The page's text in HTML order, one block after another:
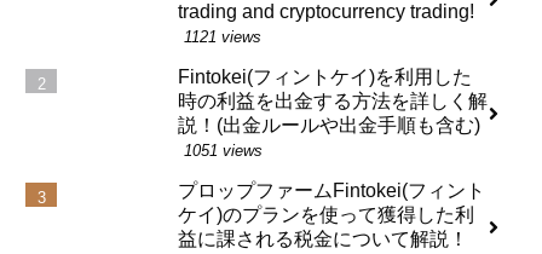
trading and cryptocurrency trading!
1121 views
Fintokei(フィントケイ)を利用した
時の利益を出金する方法を詳しく解
説！(出金ルールや出金手順も含む)
1051 views
プロップファームFintokei(フィント
ケイ)のプランを使って獲得した利
益に課される税金について解説！